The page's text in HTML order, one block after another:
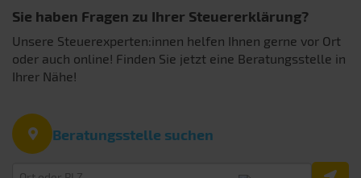
Sie haben Fragen zu Ihrer Steuererklärung?
Unsere Steuerexperten:innen helfen Ihnen gerne vor Ort
oder auch online! Finden Sie jetzt eine Beratungsstelle in
Ihrer Nähe!
Beratungsstelle suchen